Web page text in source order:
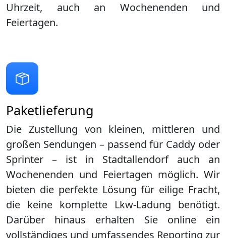
Uhrzeit, auch an Wochenenden und
Feiertagen.
Paketlieferung
Die Zustellung von kleinen, mittleren und
großen Sendungen – passend für Caddy oder
Sprinter – ist in Stadtallendorfauch an
Wochenenden und Feiertagen möglich. Wir
bieten die perfekte Lösung für eilige Fracht,
die keine komplette Lkw-Ladung benötigt.
Darüber hinaus erhalten Sie online ein
vollständiges und umfassendes Reporting zur